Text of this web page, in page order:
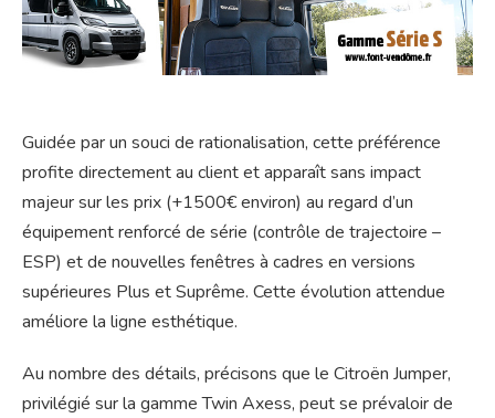
Guidée par un souci de rationalisation, cette préférence
profite directement au client et apparaît sans impact
majeur sur les prix (+1500€ environ) au regard d’un
équipement renforcé de série (contrôle de trajectoire –
ESP) et de nouvelles fenêtres à cadres en versions
supérieures Plus et Suprême. Cette évolution attendue
améliore la ligne esthétique.
Au nombre des détails, précisons que le Citroën Jumper,
privilégié sur la gamme Twin Axess, peut se prévaloir de